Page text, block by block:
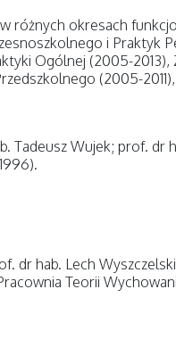
różnych okresach
i Praktyk
Ogólnej (2005-2013),
(2005-
Tadeusz Wujek; prof. dr
dr hab. Lech Wyszczelski
Teorii